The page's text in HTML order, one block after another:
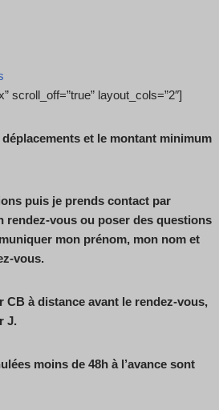
scroll_off=”true” layout_cols=”2″]
et le montant minimum
puis je prends contact par
rendez-vous ou poser des questions
mon prénom, mon nom et
vous.
CB à distance avant le rendez-vous,
J.
moins de 48h à l’avance sont